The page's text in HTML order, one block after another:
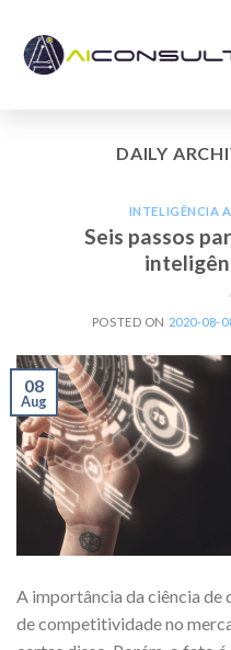
DAILY
INTELIGÊNCIA
Seis passos
POSTED ON 2020-08-
08
Aug
A importância da ciência de
de competitividade no